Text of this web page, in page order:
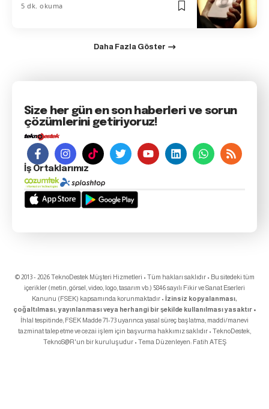
5 dk. okuma
Daha Fazla Göster
Size her gün en son haberleri ve sorun
çözümlerini getiriyoruz!
İş Ortaklarımız
© 2013 - 2026 TeknoDestek Müşteri Hizmetleri • Tüm hakları saklıdır • Bu sitedeki tüm
içerikler (metin, görsel, video, logo, tasarım vb.) 5846 sayılı Fikir ve Sanat Eserleri
Kanunu (FSEK) kapsamında korunmaktadır • İzinsiz kopyalanması,
çoğaltılması, yayınlanması veya herhangi bir şekilde kullanılması yasaktır •
İhlal tespitinde; FSEK Madde 71-73 uyarınca yasal süreç başlatma, maddi/manevi
tazminat talep etme ve cezai işlem için başvurma hakkımız saklıdır • TeknoDestek,
TeknoS@R'un bir kuruluşudur • Tema Düzenleyen: Fatih ATEŞ